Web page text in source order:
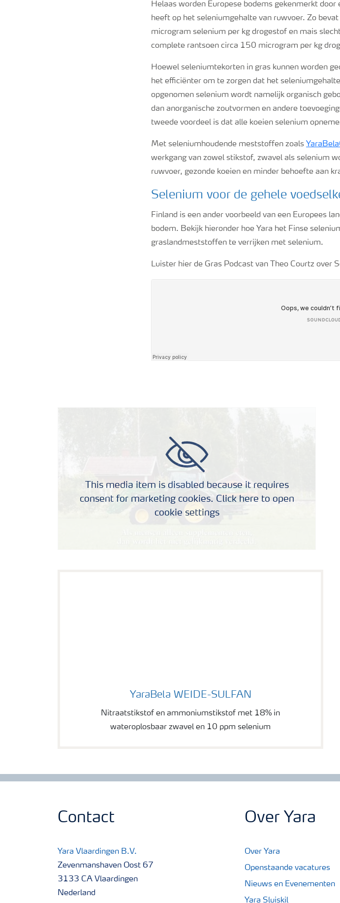
Helaas worden Europese bodems gekenmerkt
heeft op het seleniumgehalte van ruwvoer. Zo
microgram selenium per kg drogestof en mais
complete rantsoen circa 150 microgram per kg
Hoewel seleniumtekorten in gras kunnen worden
het efficiënter om te zorgen dat het
opgenomen selenium wordt namelijk organisch
dan anorganische zoutvormen en andere
tweede voordeel is dat alle koeien selenium
Met seleniumhoudende meststoffen zoals
werkgang van zowel stikstof, zwavel als selenium
ruwvoer, gezonde koeien en minder behoefte aan
Selenium voor de gehele
Finland is een ander voorbeeld van een Europees
bodem. Bekijk hieronder hoe Yara het Finse
graslandmeststoffen te verrijken met selenium.
Luister hier de Gras Podcast van Theo Courtz over
This media item is disabled because it requires
consent for marketing cookies. Click here to open
cookie settings
YaraBela WEIDE-SULFAN
Nitraatstikstof en ammoniumstikstof met 18% in
wateroplosbaar zwavel en 10 ppm selenium
Contact
Yara Vlaardingen B.V.
Zevenmanshaven Oost 67
3133 CA Vlaardingen
Nederland
Over Yara
Over Yara
Openstaande vacatures
Nieuws en Evenementen
Yara Sluiskil